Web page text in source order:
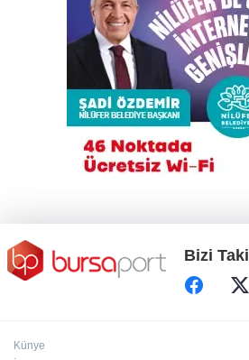
Bursa'da hayat
Kahvehaneye gelen
DAĞDER ve
birliği
Bizi
Künye